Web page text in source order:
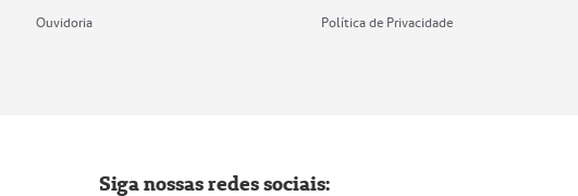
Ouvidoria
Política de Privacidade
Siga nossas redes sociais: